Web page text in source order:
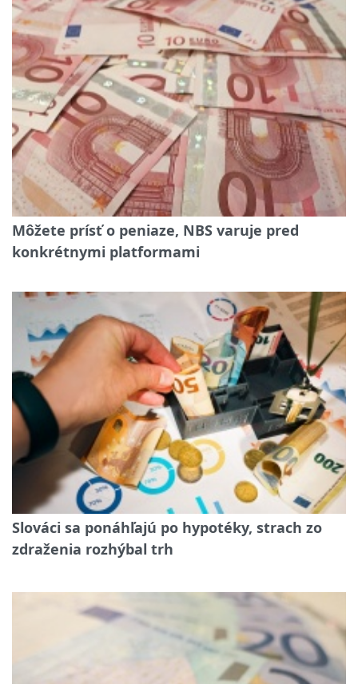
Môžete prísť o peniaze, NBS varuje pred
konkrétnymi platformami
Slováci sa ponáhľajú po hypotéky, strach zo
zdraženia rozhýbal trh